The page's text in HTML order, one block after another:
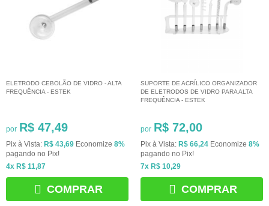
ELETRODO CEBOLÃO DE VIDRO - ALTA
FREQUÊNCIA - ESTEK
por R$ 47,49
Pix à Vista: R$ 43,69 Economize 8%
pagando no Pix!
4x R$ 11,87
COMPRAR
SUPORTE DE ACRÍLICO ORGANIZADOR
DE ELETRODOS DE VIDRO PARA ALTA
FREQUÊNCIA - ESTEK
por R$ 72,00
Pix à Vista: R$ 66,24 Economize 8%
pagando no Pix!
7x R$ 10,29
COMPRAR